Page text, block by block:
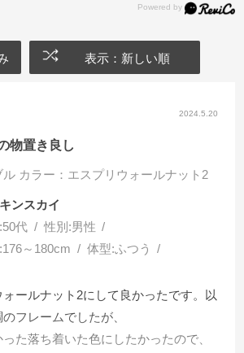
表示：新しい順
2024.5.20
物置き良し
ル カラー：エスプリウォールナット2
ンスカイ
50代 性別:男性
176～180cm 体型:ふつう
ールナット2にして良かったです。以
フレームでしたが、
た落ち着いた色にしたかったので、